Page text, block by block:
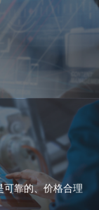
靠的、价格合理